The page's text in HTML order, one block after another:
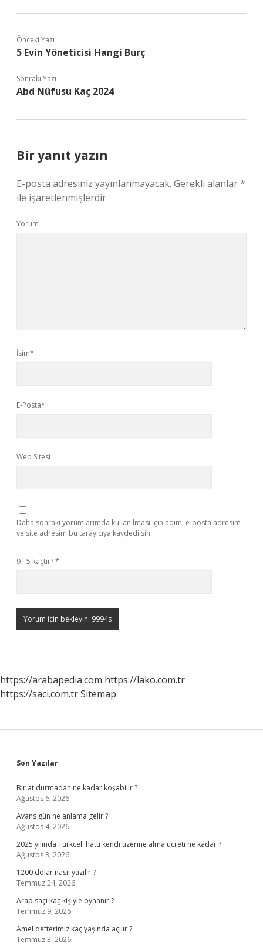
Önceki Yazı
5 Evin Yöneticisi Hangi Burç
Sonraki Yazı
Abd Nüfusu Kaç 2024
Bir yanıt yazın
E-posta adresiniz yayınlanmayacak. Gerekli alanlar*
ile işaretlenmişlerdir
Yorum
İsim*
E-Posta*
Web Sitesi
Daha sonraki yorumlarımda kullanılması için adım, e-posta adresim
ve site adresim bu tarayıcıya kaydedilsin.
9 - 5 kaçtır?*
https://arabapedia.com https://lako.com.tr
https://saci.com.trSitemap
Sidebar
Son Yazılar
Bir at durmadan ne kadar koşabilir ?
Ağustos 6, 2026
Avans gün ne anlama gelir ?
Ağustos 4, 2026
2025 yılında Turkcell hattı kendi üzerine alma ücreti ne kadar ?
Ağustos 3, 2026
1200 dolar nasıl yazılır ?
Temmuz 24, 2026
Arap saçı kaç kişiyle oynanır ?
Temmuz 9, 2026
Amel defterimiz kaç yaşında açılır ?
Temmuz 3, 2026